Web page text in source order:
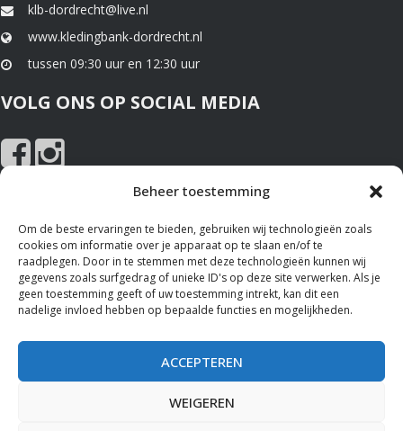
Beheer toestemming
Om de beste ervaringen te bieden, gebruiken wij technologieën zoals
cookies om informatie over je apparaat op te slaan en/of te
raadplegen. Door in te stemmen met deze technologieën kunnen wij
gegevens zoals surfgedrag of unieke ID's op deze site verwerken. Als je
geen toestemming geeft of uw toestemming intrekt, kan dit een
nadelige invloed hebben op bepaalde functies en mogelijkheden.
ACCEPTEREN
WEIGEREN
klb-dordrecht@live.nl
www.kledingbank-dordrecht.nl
tussen 09:30 uur en 12:30 uur
VOLG ONS OP SOCIAL MEDIA
NIEUWS EN SPONSOREN
Nieuws
Sponsoren
Privacy Policyen het gebruik van
website.